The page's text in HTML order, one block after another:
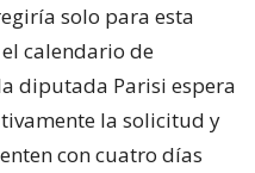
solo para esta
calendario de
diputada Parisi espera
la solicitud y
con cuatro días